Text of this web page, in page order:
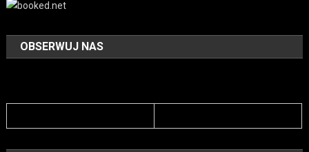
OBSERWUJ NAS